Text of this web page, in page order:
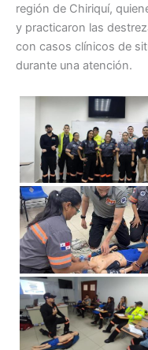
región de Chiriquí,
y practicaron las
con casos clínicos de
durante una atención.